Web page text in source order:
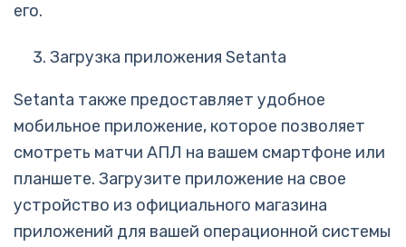
его.
Загрузка приложения Setanta
Setanta также предоставляет удобное
мобильное приложение, которое позволяет
смотреть матчи АПЛ на вашем смартфоне или
планшете. Загрузите приложение на свое
устройство из официального магазина
приложений для вашей операционной системы